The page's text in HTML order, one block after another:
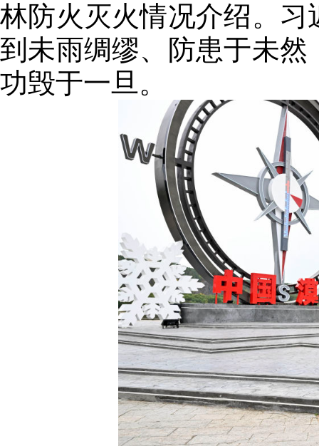
林防火灭火情况介绍。
到未雨绸缪、防患于未
功毁于一旦。